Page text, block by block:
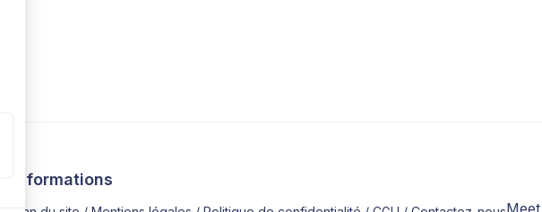
Informations